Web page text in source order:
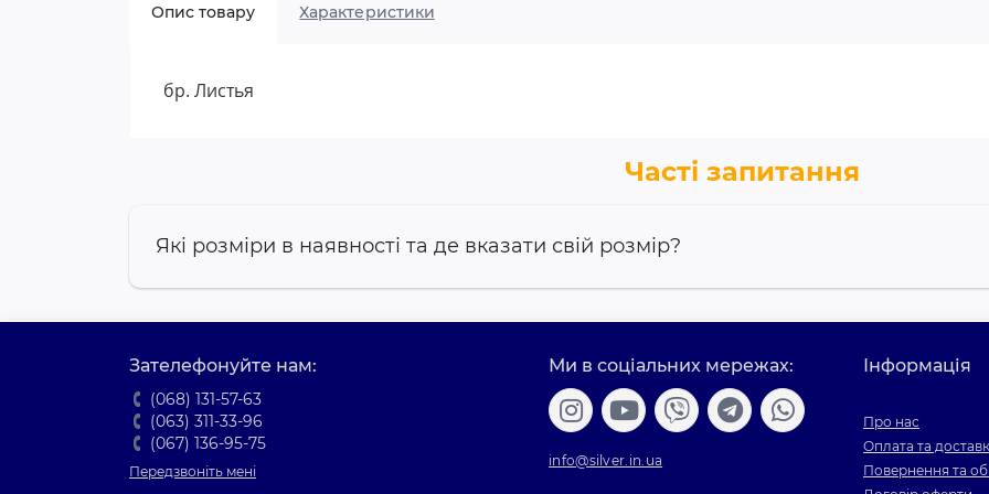
Опис товару Характеристики
бр. Листья
Часті запитання
Які розміри в наявності та де вказати свій розмір?
Зателефонуйте нам:
(068) 131-57-63
(063) 311-33-96
(067) 136-95-75
Передзвоніть мені
Ми в соціальних мережах:
info@silver.in.ua
Інформація
Про нас
Оплата та
Повернення та